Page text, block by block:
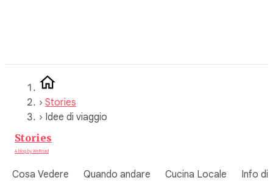
› Stories
› Idee di viaggio
Stories
A blog by WeRoad
Cosa Vedere Quando andare Cucina Locale Info di